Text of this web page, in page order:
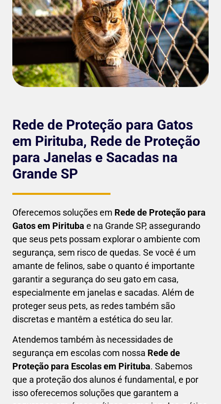
Rede de Proteção para Gatos
em Pirituba, Rede de Proteção
para Janelas e Sacadas na
Grande SP
Oferecemos soluções em Rede de Proteção para
Gatos em Pirituba e na Grande SP, assegurando
que seus pets possam explorar o ambiente com
segurança, sem risco de quedas. Se você é um
amante de felinos, sabe o quanto é importante
garantir a segurança do seu gato em casa,
especialmente em janelas e sacadas. Além de
proteger seus pets, as redes também são
discretas e mantêm a estética do seu lar.
Atendemos também às necessidades de
segurança em escolas com nossa Rede de
Proteção para Escolas em Pirituba. Sabemos
que a proteção dos alunos é fundamental, e por
isso oferecemos soluções que garantem a